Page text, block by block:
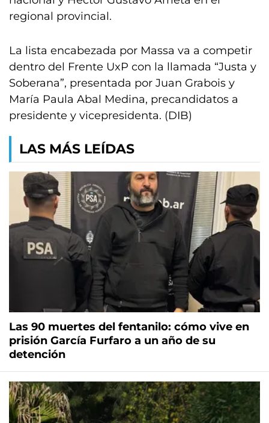
regional provincial.
La lista encabezada por Massa va a competir
dentro del Frente UxP con la llamada “Justa y
Soberana”, presentada por Juan Grabois y
María Paula Abal Medina, precandidatos a
presidente y vicepresidenta. (DIB)
LAS MÁS LEÍDAS
Las 90 muertes del fentanilo: cómo vive en
prisión García Furfaro a un año de su
detención